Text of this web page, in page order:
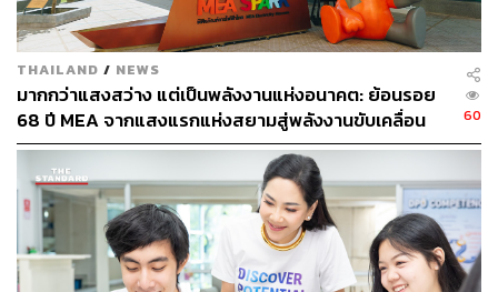
พลังด้านดิจิทัล
Infrastructure คือฐานสำคัญของการเปลี่ยนผ่าน
“เรามีความมุ่งมั่นที่จะเป็น Provider ด้าน Digital
Infrastructure อย่างเต็มกำลัง เราเห็นการใช้งาน 5G เพื่อ
สร้างการเปลี่ยนแปลงให้ธุรกิจ ลดต้นทุนในการทำงาน สร้าง
ขีดความสามารถใหม่ๆ ในการแข่งขันเพิ่มขึ้นอย่างต่อเนื่อง”
ภูผากล่าว
THAILAND / NEWS
มากกว่าแสงสว่าง แต่เป็นพลังงานแห่งอนาคต: ย้อนรอย
68 ปี MEA จากแสงแรกแห่งสยามสู่พลังงานขับเคลื่อน
เมือง ผ่าน MEA SPARK
60